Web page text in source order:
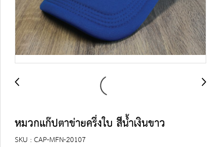
หมวกแก๊ปตาข่ายครึ่งใบ สีน้ำเงินขาว
SKU : CAP-MFN-20107